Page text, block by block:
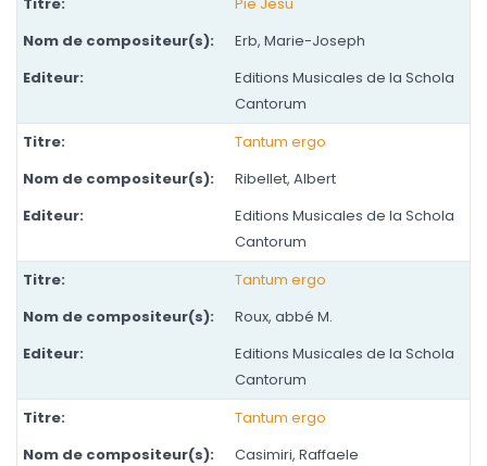
Erb, Marie-Joseph
Editions Musicales de la Schola
Cantorum
Tantum ergo
Ribellet, Albert
Editions Musicales de la Schola
Cantorum
Tantum ergo
Roux, abbé M.
Editions Musicales de la Schola
Cantorum
Tantum ergo
Casimiri, Raffaele